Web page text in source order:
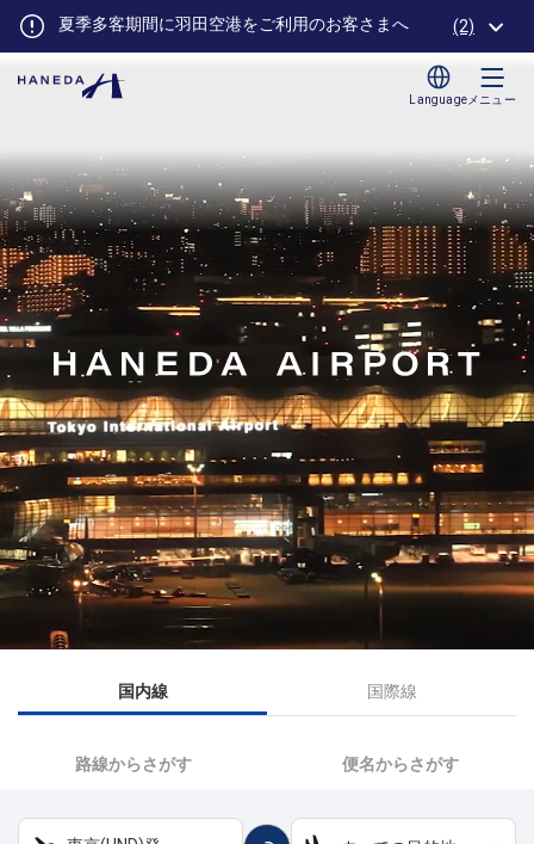
夏季多客期間に羽田空港をご利用のお客さまへ 定時
(2)
Language メニュー
国内線 国際線
路線からさがす 便名からさがす